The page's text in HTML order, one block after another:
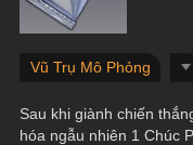
Vũ Trụ Mô Phỏng
Sau khi giành chiến
hóa ngẫu nhiên 1 Chúc